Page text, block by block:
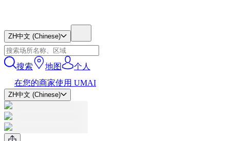
ZH中文 (Chinese)
搜索 地图
个人
在您的商家使用 UMAI
ZH中文 (Chinese)